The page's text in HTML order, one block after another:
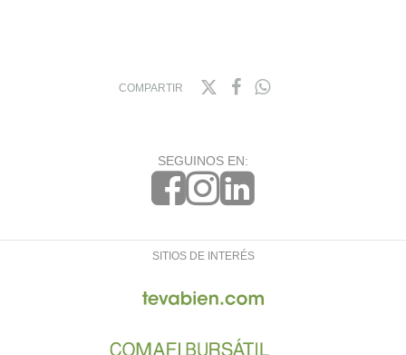
COMPARTIR
SEGUINOS EN:
SITIOS DE INTERÉS